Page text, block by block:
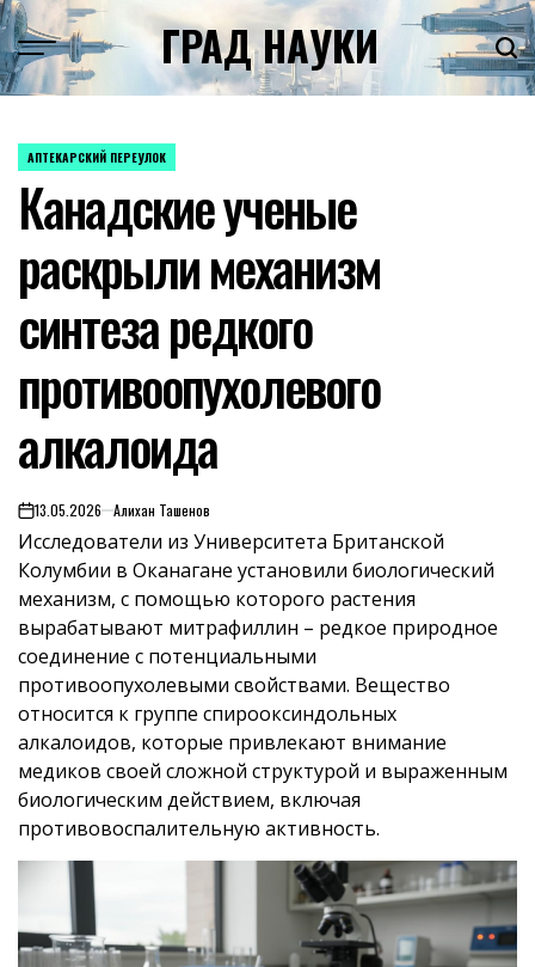
Skip
to
content
ГРАД НАУКИ
POSTED
АПТЕКАРСКИЙ ПЕРЕУЛОК
Канадские ученые
раскрыли механизм
синтеза редкого
противоопухолевого
алкалоида
on13.05.2026 Алихан Ташенов
Исследователи из Университета Британской
Колумбии в Оканагане установили биологический
механизм, с помощью которого растения
вырабатывают митрафиллин – редкое природное
соединение с потенциальными
противоопухолевыми свойствами. Вещество
относится к группе спирооксиндольных
алкалоидов, которые привлекают внимание
медиков своей сложной структурой и выраженным
биологическим действием, включая
противовоспалительную активность.